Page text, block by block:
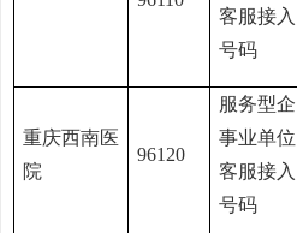
客服接入
号码
重庆西南医
院
96120
服务型企
事业单位
客服接入
号码